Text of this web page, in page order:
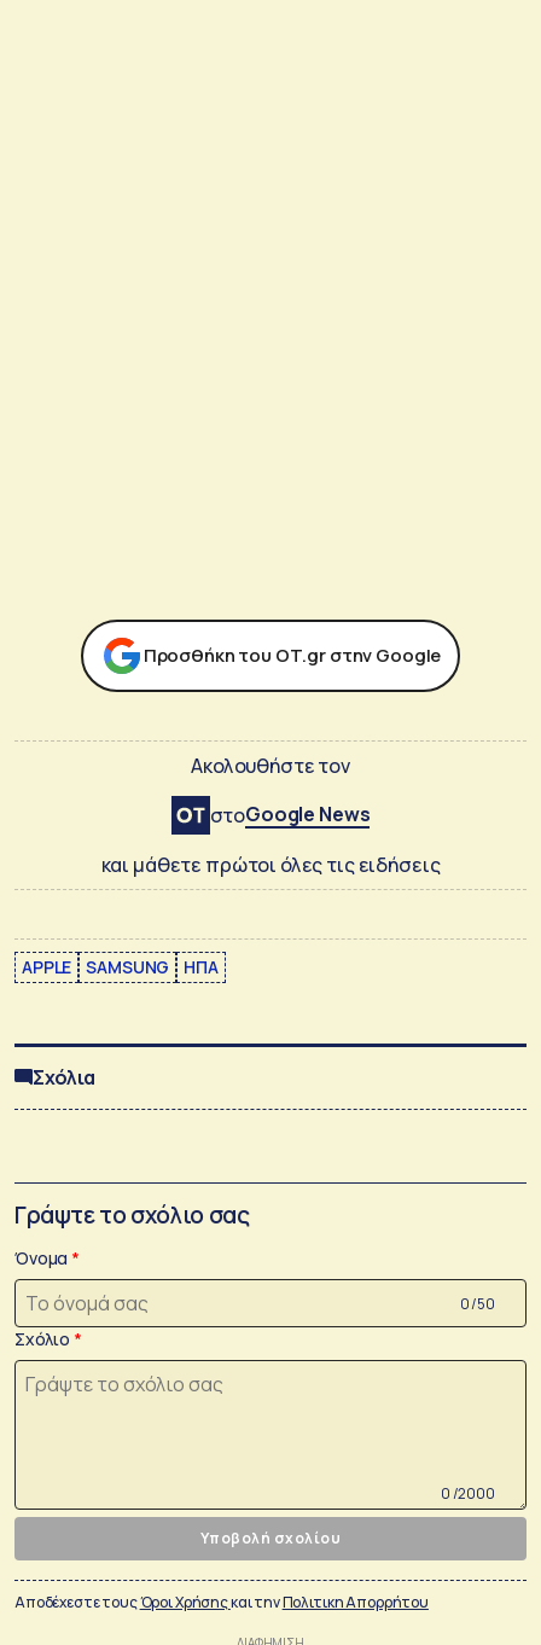
Προσθήκη του ΟΤ.gr στην Google
Ακολουθήστε τον
στοGoogle News
και μάθετε πρώτοι όλες τις ειδήσεις
APPLE SAMSUNG ΗΠΑ
Σχόλια
Γράψτε το σχόλιο σας
Όνομα
0 /50
Σχόλιο
0 /2000
Υποβολή σχολίου
Αποδέχεστε τουςΌροι Χρήσηςκαι τηνΠολιτικη Απορρήτου